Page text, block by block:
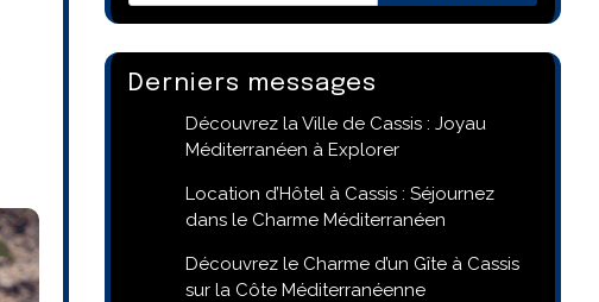
Derniers messages
Découvrez la Ville de Cassis : Joyau
Méditerranéen à Explorer
Location d’Hôtel à Cassis : Séjournez
dans le Charme Méditerranéen
Découvrez le Charme d’un Gîte à Cassis
sur la Côte Méditerranéenne